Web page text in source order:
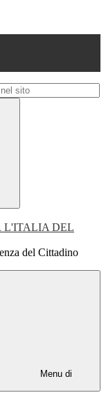
L'ITALIA DEL
del Cittadino
Menu di